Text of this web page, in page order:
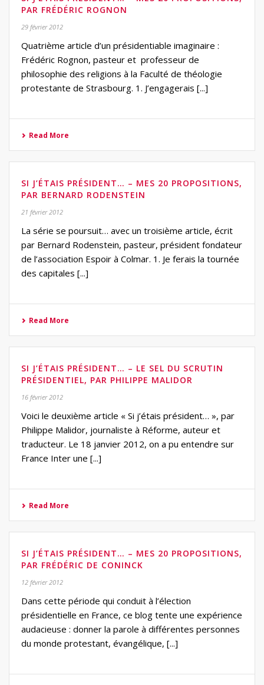
PAR FRÉDÉRIC ROGNON
29 février 2012
Quatrième article d’un présidentiable imaginaire :
Frédéric Rognon, pasteur et professeur de
philosophie des religions à la Faculté de théologie
protestante de Strasbourg. 1. J’engagerais [...]
Read More
SI J’ÉTAIS PRÉSIDENT… – MES 20 PROPOSITIONS,
PAR BERNARD RODENSTEIN
21 février 2012
La série se poursuit… avec un troisième article, écrit
par Bernard Rodenstein, pasteur, président fondateur
de l’association Espoir à Colmar. 1. Je ferais la tournée
des capitales [...]
Read More
SI J’ÉTAIS PRÉSIDENT… – LE SEL DU SCRUTIN
PRÉSIDENTIEL, PAR PHILIPPE MALIDOR
16 février 2012
Voici le deuxième article « Si j’étais président… », par
Philippe Malidor, journaliste à Réforme, auteur et
traducteur. Le 18 janvier 2012, on a pu entendre sur
France Inter une [...]
Read More
SI J’ÉTAIS PRÉSIDENT… – MES 20 PROPOSITIONS,
PAR FRÉDÉRIC DE CONINCK
12 février 2012
Dans cette période qui conduit à l’élection
présidentielle en France, ce blog tente une expérience
audacieuse : donner la parole à différentes personnes
du monde protestant, évangélique, [...]